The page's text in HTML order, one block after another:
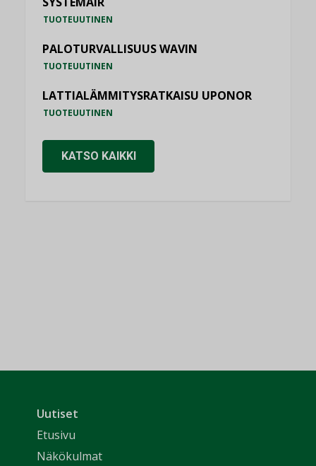
TUOTEUUTINEN
PALOTURVALLISUUS WAVIN
TUOTEUUTINEN
LATTIALÄMMITYSRATKAISU UPONOR
TUOTEUUTINEN
KATSO KAIKKI
Uutiset
Etusivu
Näkökulmat